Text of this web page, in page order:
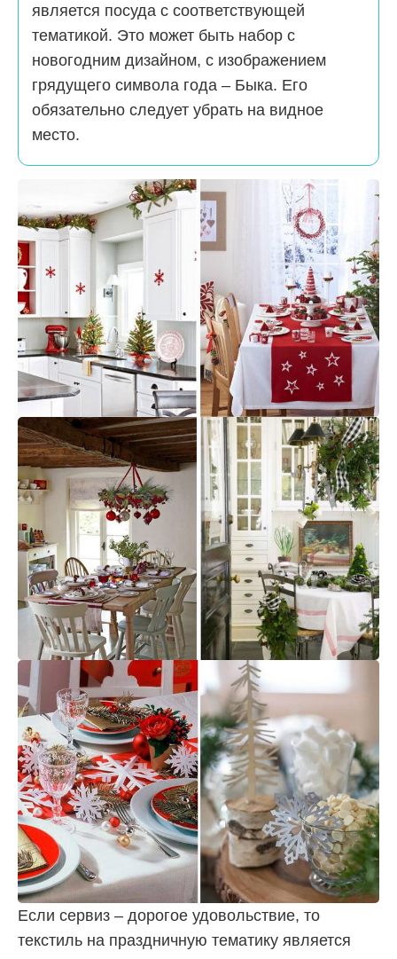
является посуда с соответствующей
тематикой. Это может быть набор с
новогодним дизайном, с изображением
грядущего символа года – Быка. Его
обязательно следует убрать на видное
место.
Если сервиз – дорогое удовольствие, то
текстиль на праздничную тематику является